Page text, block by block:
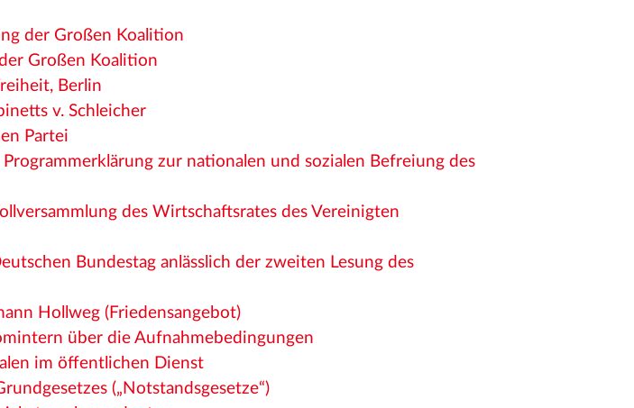
der Großen Koalition
Großen Koalition
Berlin
v. Schleicher
Partei
zur nationalen und sozialen Befreiung des
des Wirtschaftsrates des Vereinigten
Bundestag anlässlich der zweiten Lesung des
Hollweg (Friedensangebot)
über die Aufnahmebedingungen
im öffentlichen Dienst
(„Notstandsgesetze“)